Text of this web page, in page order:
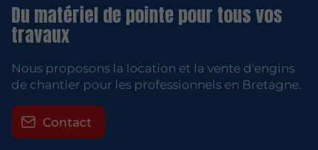
Du matériel de pointe pour tous vos
travaux
Nous proposons la location et la vente d'engins
de chantier pour les professionnels en Bretagne.
Contact